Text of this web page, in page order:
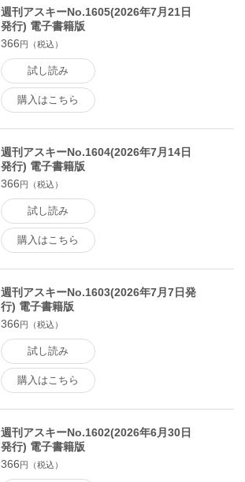
週刊アスキーNo.1605(2026年7月21日
発行) 電子書籍版
366円（税込）
試し読み
購入はこちら
週刊アスキーNo.1604(2026年7月14日
発行) 電子書籍版
366円（税込）
試し読み
購入はこちら
週刊アスキーNo.1603(2026年7月7日発
行) 電子書籍版
366円（税込）
試し読み
購入はこちら
週刊アスキーNo.1602(2026年6月30日
発行) 電子書籍版
366円（税込）